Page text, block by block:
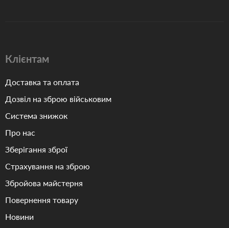
Клієнтам
Доставка та оплата
Дозвіл на зброю військовим
Система знижок
Про нас
Зберігання зброї
Страхування на зброю
Збройова майстерня
Повернення товару
Новини